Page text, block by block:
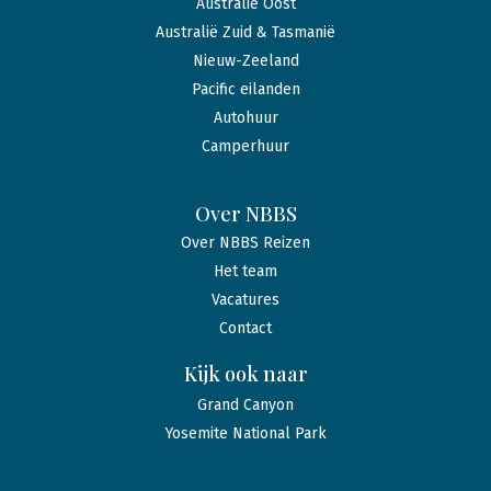
Australië Oost
Australië Zuid & Tasmanië
Nieuw-Zeeland
Pacific eilanden
Autohuur
Camperhuur
Over NBBS
Over NBBS Reizen
Het team
Vacatures
Contact
Kijk ook naar
Grand Canyon
Yosemite National Park